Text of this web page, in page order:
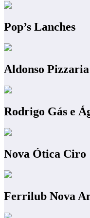
Pop’s Lanches
Aldonso
Rodrigo Gás e
Nova Ótica Ciro
Ferrilub Nova